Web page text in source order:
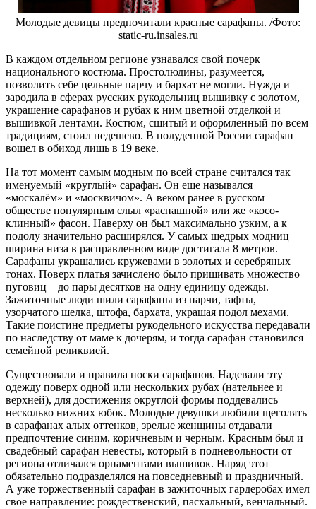
Молодые девицы предпочитали красные сарафаны. /Фото:
static-ru.insales.ru
В каждом отдельном регионе узнавался свой почерк
национального костюма. Простолюдины, разумеется,
позволить себе цельные парчу и бархат не могли. Нужда и
зародила в сферах русских рукодельниц вышивку с золотом,
украшение сарафанов и рубах к ним цветной отделкой и
вышивкой лентами. Костюм, сшитый и оформленный по всем
традициям, стоил недешево. В полуденной России сарафан
вошел в обиход лишь в 19 веке.
На тот момент самым модным по всей стране считался так
именуемый «круглый» сарафан. Он еще назывался
«москалём» и «москвичом». А веком ранее в русском
обществе популярным слыл «распашной» или же «косо-
клинный» фасон. Наверху он был максимально узким, а к
подолу значительно расширялся. У самых щедрых модниц
ширина низа в расправленном виде достигала 8 метров.
Сарафаны украшались кружевами в золотых и серебряных
тонах. Поверх платья зачислено было пришивать множество
пуговиц – до пары десятков на одну единицу одежды.
Зажиточные люди шили сарафаны из парчи, тафты,
узорчатого шелка, штофа, бархата, украшая подол мехами.
Такие поистине предметы рукодельного искусства передавали
по наследству от маме к дочерям, и тогда сарафан становился
семейной реликвией.
Существовали и правила носки сарафанов. Надевали эту
одежду поверх одной или нескольких рубах (нательнее и
верхней), для достижения округлой формы поддевались
несколько нижних юбок. Молодые девушки любили щеголять
в сарафанах алых оттенков, зрелые женщины отдавали
предпочтение синим, коричневым и черным. Красным был и
свадебный сарафан невесты, который в подневольности от
региона отличался орнаментами вышивок. Наряд этот
обязательно подразделялся на повседневный и праздничный.
А уже торжественный сарафан в зажиточных гардеробах имел
свое направление: рождественский, пасхальный, венчальный.